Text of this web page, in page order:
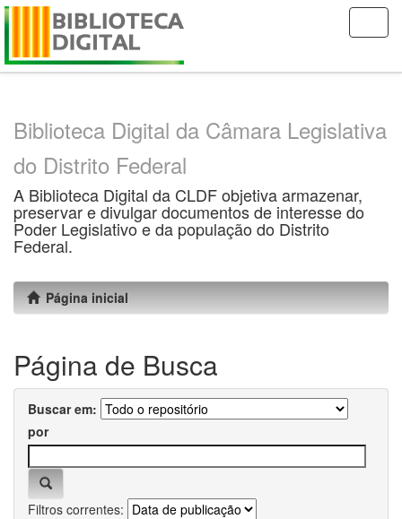
Skip
Biblioteca Digital da Câmara Legislativa
do Distrito Federal
A Biblioteca Digital da CLDF objetiva armazenar,
preservar e divulgar documentos de interesse do
Poder Legislativo e da população do Distrito
Federal.
Página inicial
Página de Busca
Buscar em:
por
Filtros correntes: